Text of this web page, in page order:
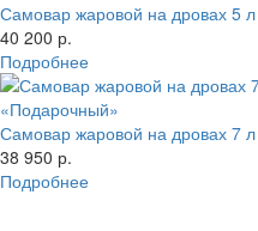
Самовар жаровой на дровах 5
40 200 р.
Подробнее
Самовар жаровой на дровах 7
38 950 р.
Подробнее